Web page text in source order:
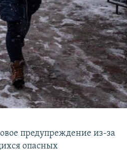
предупреждение из-за
опасных